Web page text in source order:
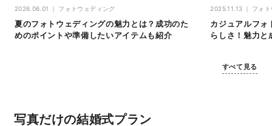
2026.06.01 フォトウェディング
夏のフォトウェディングの魅力とは？成功のた
めのポイントや準備したいアイテムも紹介
2025.11.13 フォ
カジュアルフォ
らしさ！魅力と
すべて見る
写真だけの結婚式プラン